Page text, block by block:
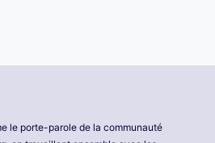
le porte-parole de la communauté